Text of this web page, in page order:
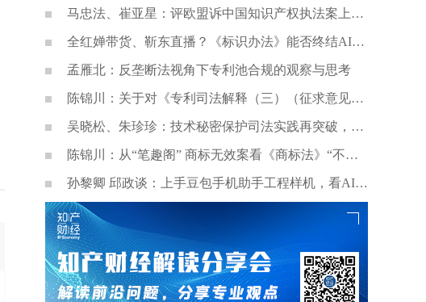
深度剖析数据合规与竞争秩序
马忠法、崔亚星：评欧盟诉中国知识产权执法案上诉
仲裁裁决
全红婵带货、靳东直播？《标识办法》能否终结AI拟
声乱象？
孟雁北：反垄断法视角下专利池合规的观察与思考
陈锦川：关于对《专利司法解释（三）（征求意见
稿）》几个诉讼程序问题的意见建议
吴晓松、朱珍珍：技术秘密保护司法实践再突破，高
质量审判护航科技创新——北京精雕公司诉田某、深
圳创世纪公司侵害技术秘密案浅析
陈锦川：从“笔趣阁” 商标无效案看《商标法》“不良
影响”条款的司法适用边界
孙黎卿 邱政谈：上手豆包手机助手工程样机，看AI手
机行业法律风险